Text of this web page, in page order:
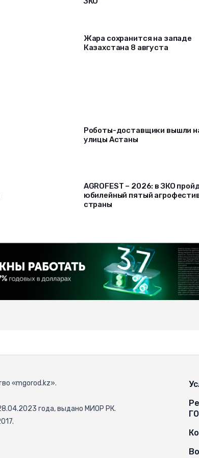
Жара сохранится на западе
Казахстана 8 августа
Роботы-доставщики вышли
улицы Астаны
AGROFEST – 2026: в ЗКО
юбилейный пятый
страны
«mgorod.kz».
года, выдано МИОР РК.